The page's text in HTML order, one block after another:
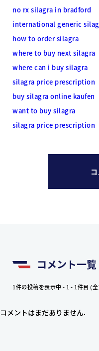
no rx silagra in bradford
international generic
how to order silagra
where to buy next silagra
where can i buy silagra
silagra price prescription
buy silagra online kaufen
want to buy silagra
silagra price prescription
コメント一覧
1件の投稿を表示中 - 1 - 1件目 (
コメントはまだありません.